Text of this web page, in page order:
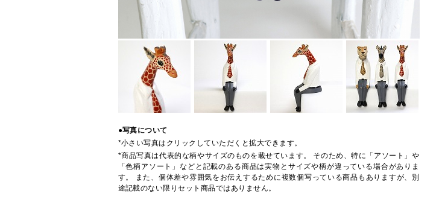
●写真について
*小さい写真はクリックしていただくと拡大できます。
*商品写真は代表的な柄やサイズのものを載せています。 そのため、特に「アソート」や
「色柄アソート」などと記載のある商品は実物とサイズや柄が違っている場合がありま
す。 また、個体差や雰囲気をお伝えするために複数個写っている商品もありますが、別
途記載のない限りセット商品ではありません。